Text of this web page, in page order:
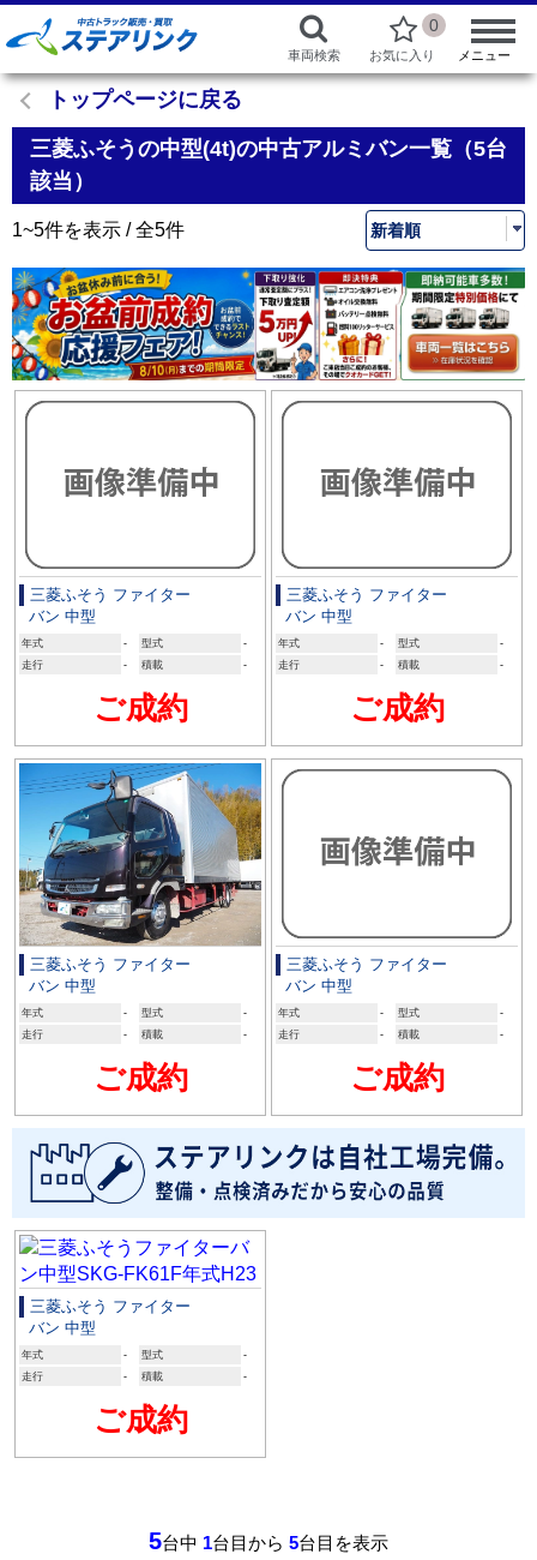
車両検索
0
お気に入り メニュー
トップページに戻る
三菱ふそうの中型(4t)の中古アルミバン一覧（5台
該当）
1~5件を表示 / 全5件
三菱ふそう ファイター
バン 中型
年式 - 型式
-
走行
- 積載 -
ご成約
三菱ふそう ファイター
バン 中型
年式 - 型式
-
走行
- 積載 -
ご成約
三菱ふそう ファイター
バン 中型
年式 - 型式
-
走行
- 積載 -
ご成約
三菱ふそう ファイター
バン 中型
年式 - 型式
-
走行
- 積載 -
ご成約
三菱ふそう ファイター
バン 中型
年式 - 型式
-
走行
- 積載 -
ご成約
5台中 1台目から 5台目を表示